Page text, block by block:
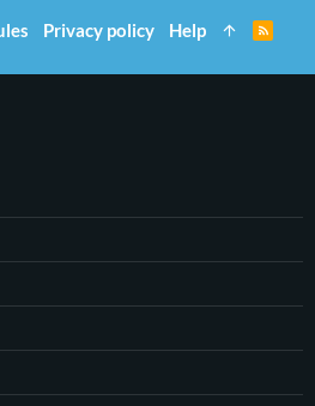
Privacy policy Help
S